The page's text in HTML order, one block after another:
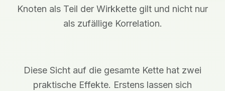
Knoten als Teil der Wirkkette gilt und nicht nur
als zufällige Korrelation.
Diese Sicht auf die gesamte Kette hat zwei
praktische Effekte. Erstens lassen sich